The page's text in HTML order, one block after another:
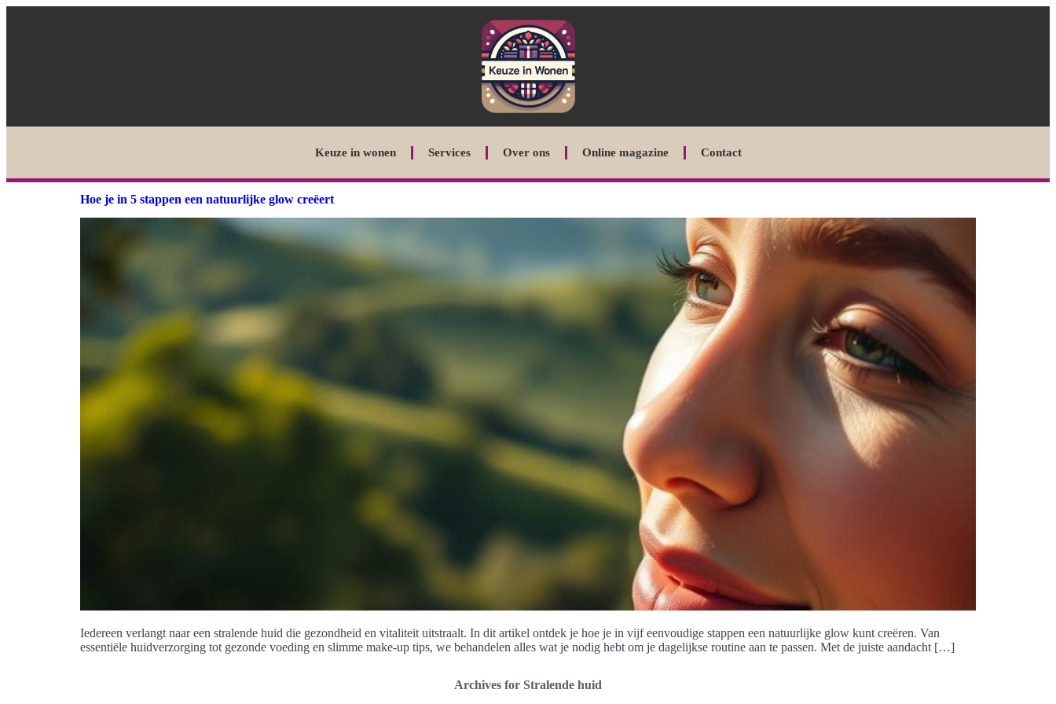
Keuze in wonen Services Over ons Online magazine Contact
Hoe je in 5 stappen een natuurlijke glow creëert
Iedereen verlangt naar een stralende huid die gezondheid en vitaliteit uitstraalt. In dit artikel ontdek je hoe je in vijf eenvoudige stappen een natuurlijke glow kunt creëren. Van
essentiële huidverzorging tot gezonde voeding en slimme make-up tips, we behandelen alles wat je nodig hebt om je dagelijkse routine aan te passen. Met de juiste aandacht […]
Archives for Stralende huid